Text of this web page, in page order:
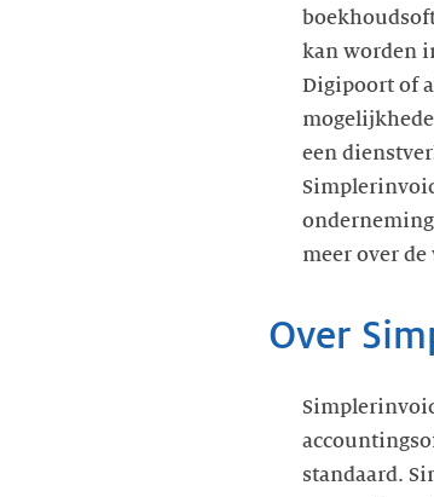
kan worden
Digipoort of
een
meer over
Over
standaard.